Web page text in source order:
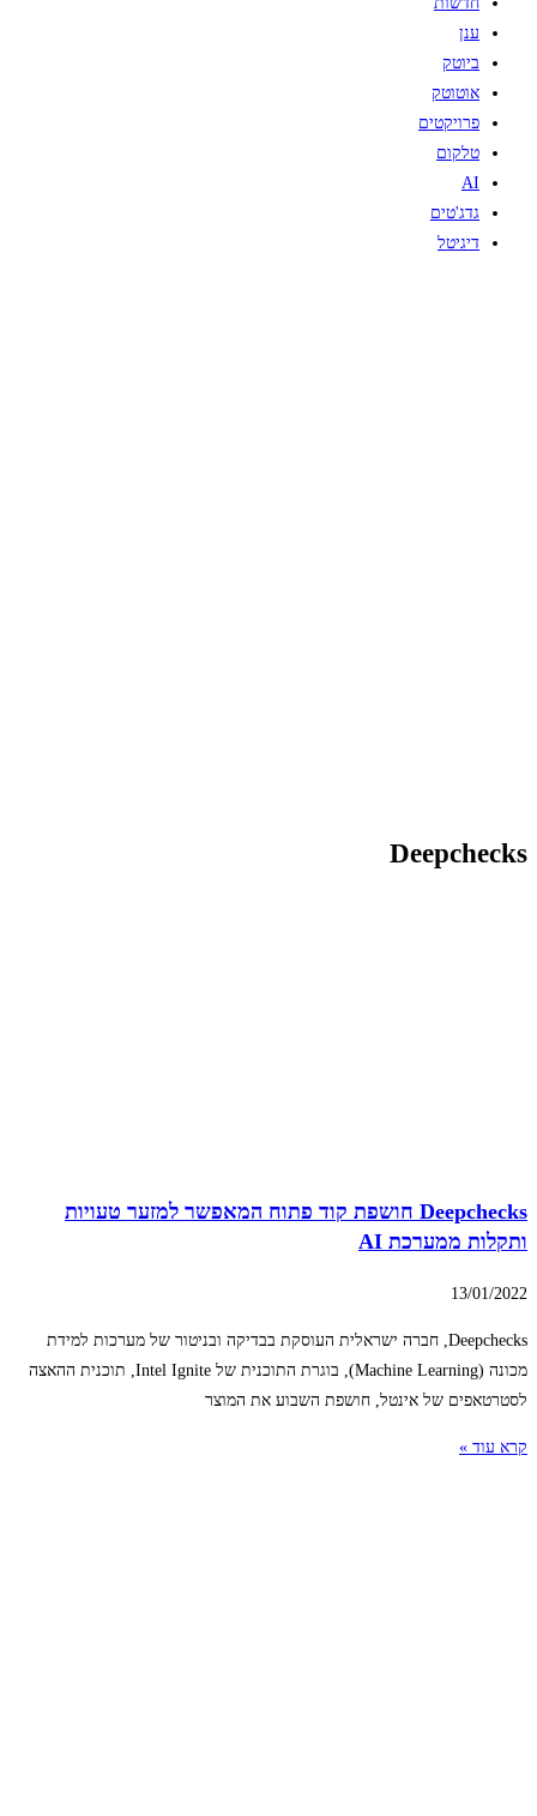
ענן
ביוטק
אוטוטק
פרויקטים
טלקום
AI
גדג'טים
דיגיטל
Deepchecks
Deepchecks חושפת קוד פתוח המאפשר למזער טעויות
ותקלות ממערכת AI
13/01/2022
Deepchecks, חברה ישראלית העוסקת בבדיקה ובניטור של מערכות למידת
מכונה (Machine Learning), בוגרת התוכנית של Intel Ignite, תוכנית ההאצה
לסטרטאפים של אינטל, חושפת השבוע את המוצר
קרא עוד »